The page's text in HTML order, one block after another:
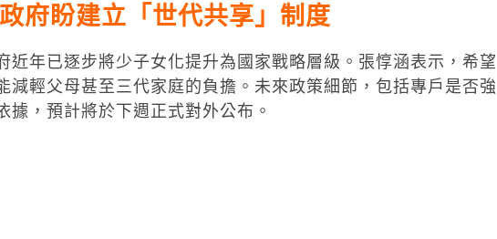
府盼建立「世代共享」制度
近年已逐步將少子女化提升為國家戰略層級。張惇涵表示，希望
減輕父母甚至三代家庭的負擔。未來政策細節，包括專戶是否強
，預計將於下週正式對外公布。